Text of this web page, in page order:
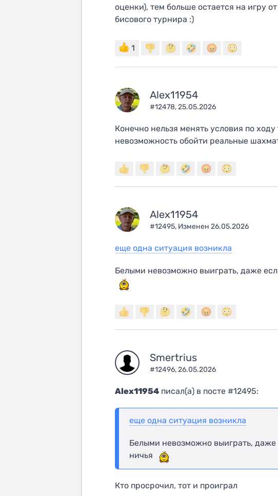
оценки), тем больше остается на игру
бисового турнира :)
1
Alex11954
#12478,25.05.2026
Конечно нельзя менять условия по
невозможность обойти реальные
Alex11954
#12495, Изменен 26.05.2026
еще одна ситуация возникла
Белыми невозможно выиграть, даже
Smertrius
#12496,26.05.2026
Alex11954 писал(a) в посте #12495:
еще одна ситуация возникла
Белыми невозможно выиграть,
ничья
Кто просрочил, тот и проиграл